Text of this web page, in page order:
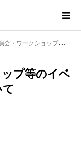
ョップ等のイベントとその予約方法について
プ等のイベ